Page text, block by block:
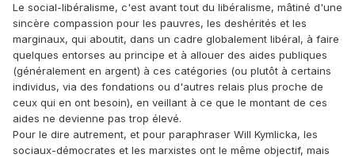
Le social-libéralisme, c'est avant tout du libéralisme, mâtiné d'une
sincère compassion pour les pauvres, les deshérités et les
marginaux, qui aboutit, dans un cadre globalement libéral, à faire
quelques entorses au principe et à allouer des aides publiques
(généralement en argent) à ces catégories (ou plutôt à certains
individus, via des fondations ou d'autres relais plus proche de
ceux qui en ont besoin), en veillant à ce que le montant de ces
aides ne devienne pas trop élevé.
Pour le dire autrement, et pour paraphraser Will Kymlicka, les
sociaux-démocrates et les marxistes ont le même objectif, mais